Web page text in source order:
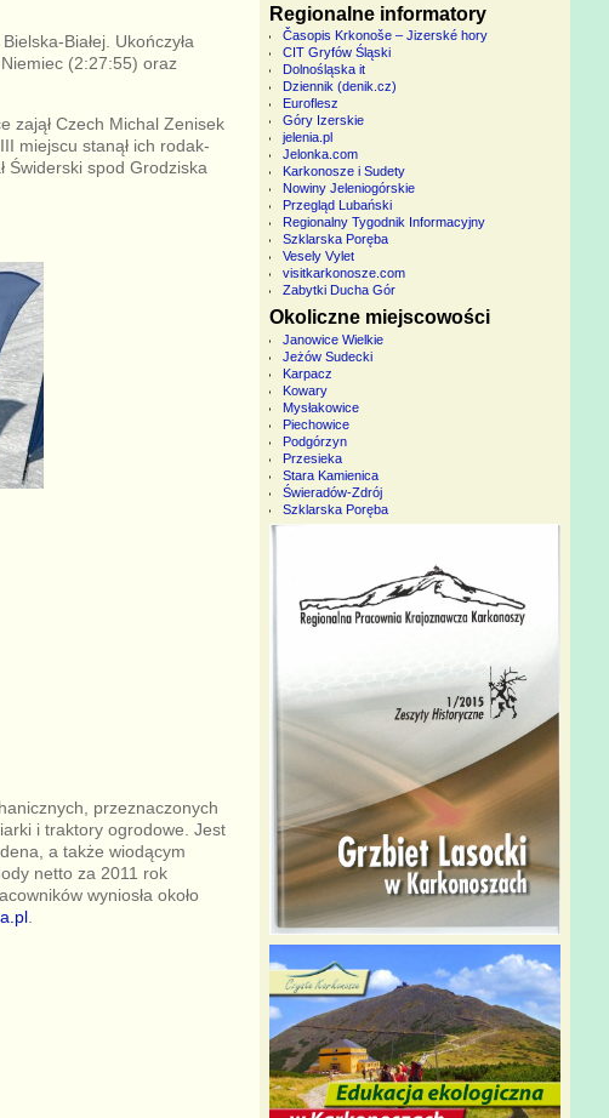
Białej. Ukończyła
(2:27:55) oraz
zajął Czech Michal Zenisek
miejscu stanął ich rodak-
Świderski spod Grodziska
przeznaczonych
i traktory ogrodowe. Jest
a także wiodącym
netto za 2011 rok
wyniosła około
.
Regionalne informatory
Časopis Krkonoše – Jizerské hory
CIT Gryfów Śląski
Dolnośląska it
Dziennik (denik.cz)
Euroflesz
Góry Izerskie
jelenia.pl
Jelonka.com
Karkonosze i Sudety
Nowiny Jeleniogórskie
Przegląd Lubański
Regionalny Tygodnik Informacyjny
Szklarska Poręba
Vesely Vylet
visitkarkonosze.com
Zabytki Ducha Gór
Okoliczne miejscowości
Janowice Wielkie
Jeżów Sudecki
Karpacz
Kowary
Mysłakowice
Piechowice
Podgórzyn
Przesieka
Stara Kamienica
Świeradów-Zdrój
Szklarska Poręba